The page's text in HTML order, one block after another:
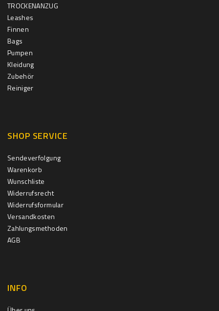
TROCKENANZUG
Leashes
Finnen
Bags
Pumpen
Kleidung
Zubehör
Reiniger
SHOP SERVICE
Sendeverfolgung
Warenkorb
Wunschliste
Widerrufsrecht
Widerrufsformular
Versandkosten
Zahlungsmethoden
AGB
INFO